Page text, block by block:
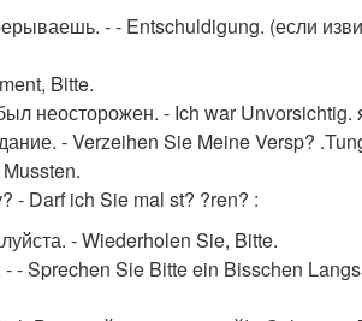
- - Entschuldigung. (если
Bitte.
неосторожен. - Ich war Unvorsichtig.
- Verzeihen Sie Meine Versp?
- Darf ich Sie mal st? ?ren? :
- Wiederholen Sie, Bitte.
Sprechen Sie Bitte ein Bisschen